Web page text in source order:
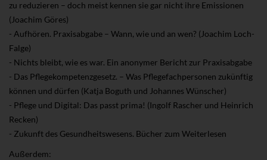
zu reduzieren – doch meist kennen sie gar nicht ihre Emissionen
(Joachim Göres)
- Aufhören. Praxisabgabe – Wann, wie und an wen? (Joachim Loch-
Falge)
- Nichts bleibt, wie es war. Ein anonymer Bericht zur Praxisabgabe
- Das Pflegekompetenzgesetz. – Was Pflegefachpersonen zukünftig
können und dürfen (Katja Boguth und Johannes Wünscher)
- Pflege und Digital: Das passt prima! (Ingolf Rascher und Heinrich
Recken)
- Zukunft des Gesundheitswesens. Bücher zum Weiterlesen
Außerdem: